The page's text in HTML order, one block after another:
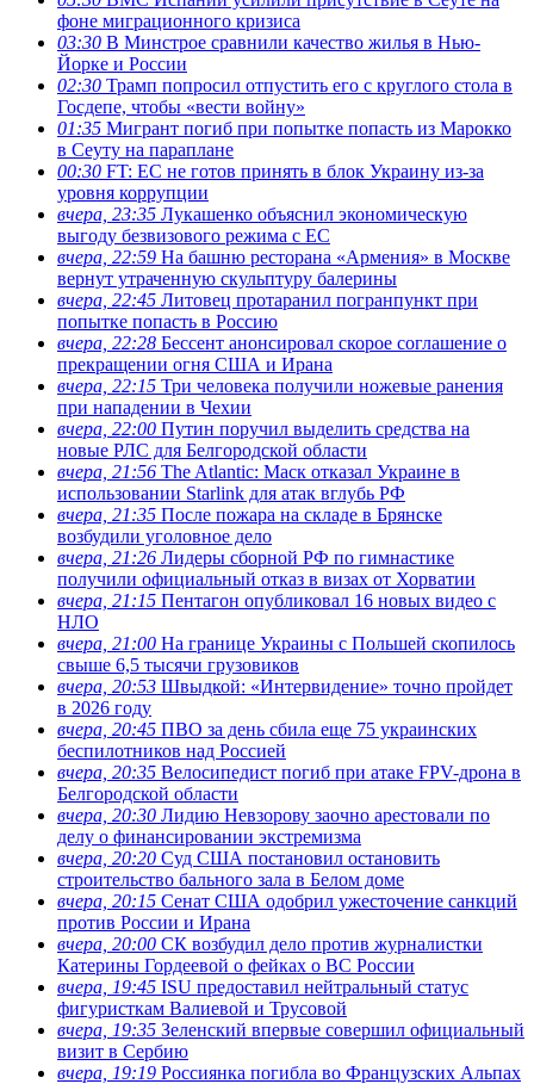
фоне миграционного кризиса
03:30 В Минстрое сравнили качество жилья в Нью-
Йорке и России
02:30 Трамп попросил отпустить его с круглого стола в
Госдепе, чтобы «вести войну»
01:35 Мигрант погиб при попытке попасть из Марокко
в Сеуту на параплане
00:30 FT: ЕС не готов принять в блок Украину из-за
уровня коррупции
вчера, 23:35 Лукашенко объяснил экономическую
выгоду безвизового режима с ЕС
вчера, 22:59 На башню ресторана «Армения» в Москве
вернут утраченную скульптуру балерины
вчера, 22:45 Литовец протаранил погранпункт при
попытке попасть в Россию
вчера, 22:28 Бессент анонсировал скорое соглашение о
прекращении огня США и Ирана
вчера, 22:15 Три человека получили ножевые ранения
при нападении в Чехии
вчера, 22:00 Путин поручил выделить средства на
новые РЛС для Белгородской области
вчера, 21:56 The Atlantic: Маск отказал Украине в
использовании Starlink для атак вглубь РФ
вчера, 21:35 После пожара на складе в Брянске
возбудили уголовное дело
вчера, 21:26 Лидеры сборной РФ по гимнастике
получили официальный отказ в визах от Хорватии
вчера, 21:15 Пентагон опубликовал 16 новых видео с
НЛО
вчера, 21:00 На границе Украины с Польшей скопилось
свыше 6,5 тысячи грузовиков
вчера, 20:53 Швыдкой: «Интервидение» точно пройдет
в 2026 году
вчера, 20:45 ПВО за день сбила еще 75 украинских
беспилотников над Россией
вчера, 20:35 Велосипедист погиб при атаке FPV-дрона в
Белгородской области
вчера, 20:30 Лидию Невзорову заочно арестовали по
делу о финансировании экстремизма
вчера, 20:20 Суд США постановил остановить
строительство бального зала в Белом доме
вчера, 20:15 Сенат США одобрил ужесточение санкций
против России и Ирана
вчера, 20:00 СК возбудил дело против журналистки
Катерины Гордеевой о фейках о ВС России
вчера, 19:45 ISU предоставил нейтральный статус
фигуристкам Валиевой и Трусовой
вчера, 19:35 Зеленский впервые совершил официальный
визит в Сербию
вчера, 19:19 Россиянка погибла во Французских Альпах